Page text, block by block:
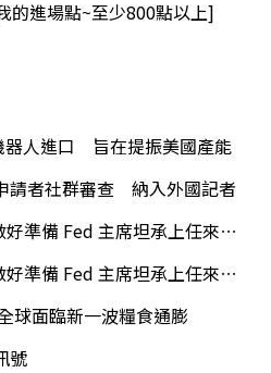
的進場點~至少800點以上]
器人進口 旨在提振美國產能
請者社群審查 納入外國記者
Fed 主席坦承上任來犯了一些錯
Fed 主席坦承上任來犯了一些錯
球面臨新一波糧食通膨
號